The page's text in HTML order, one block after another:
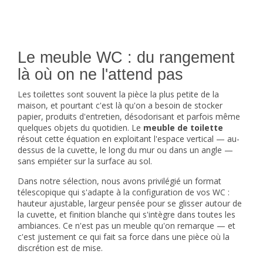
Le meuble WC : du rangement
là où on ne l'attend pas
Les toilettes sont souvent la pièce la plus petite de la
maison, et pourtant c'est là qu'on a besoin de stocker
papier, produits d'entretien, désodorisant et parfois même
quelques objets du quotidien. Le meuble de toilette
résout cette équation en exploitant l'espace vertical — au-
dessus de la cuvette, le long du mur ou dans un angle —
sans empiéter sur la surface au sol.
Dans notre sélection, nous avons privilégié un format
télescopique qui s'adapte à la configuration de vos WC :
hauteur ajustable, largeur pensée pour se glisser autour de
la cuvette, et finition blanche qui s'intègre dans toutes les
ambiances. Ce n'est pas un meuble qu'on remarque — et
c'est justement ce qui fait sa force dans une pièce où la
discrétion est de mise.